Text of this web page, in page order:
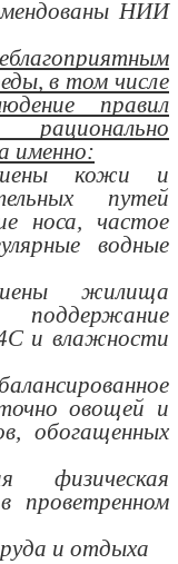
НИИ
в том числе
правил
именно:
кожи и
путей
носа, частое
водные
жилища
поддержание
и влажности
овощей и
обогащенных
физическая
проветренном
и отдыха